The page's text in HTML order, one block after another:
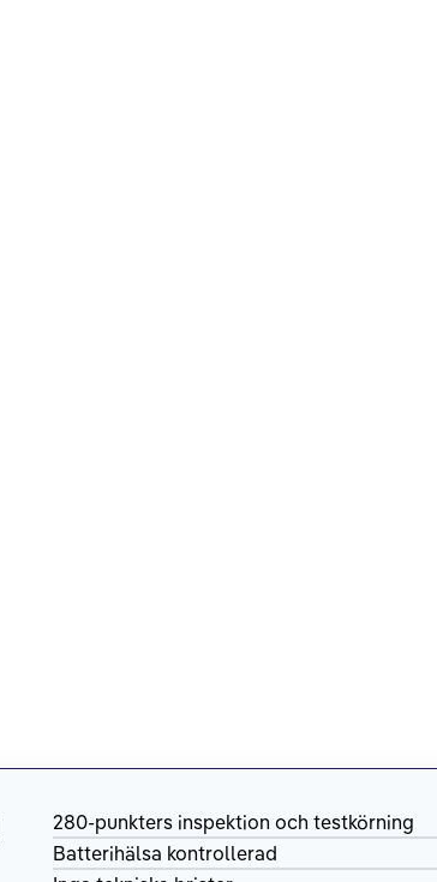
280-punkters inspektion och testkörning
Batterihälsa kontrollerad